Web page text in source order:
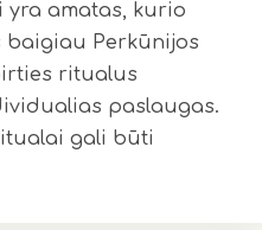
amatas, kurio
baigiau Perkūnijos
ritualus
paslaugas.
gali būti